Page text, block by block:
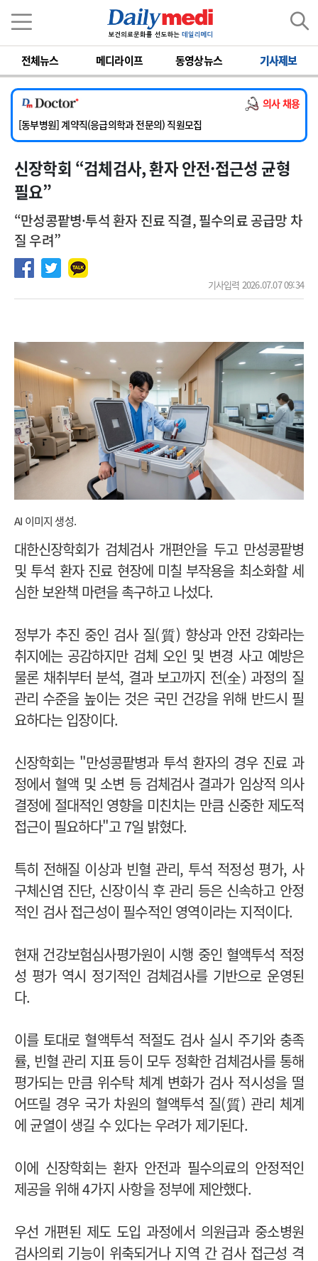
전체뉴스 메디라이프 동영상뉴스 기사제보
의사 채용
[서울아산병원] 2026년 하반기 인턴 모집
[영남대학교의료원] 마취통증의학과 임기제 임상의사 채용
[충남대학교병원] 소아청소년과(소아응급전담) 계약직 의사 공개채용
[동부병원] 계약직(응급의학과 전문의) 직원모집
[이대목동병원] 하반기 전공의(레지던트1년차) 모집
[서울아산병원] 2026년 하반기 인턴 모집
[영남대학교의료원] 마취통증의학과 임기제 임상의사 채용
신장학회 “검체검사, 환자 안전·접근성 균형
필요”
“만성콩팥병·투석 환자 진료 직결, 필수의료 공급망 차
질 우려”
기사입력 2026.07.07 09:34
AI 이미지 생성.
대한신장학회가 검체검사 개편안을 두고 만성콩팥병
및 투석 환자 진료 현장에 미칠 부작용을 최소화할 세
심한 보완책 마련을 촉구하고 나섰다.
정부가 추진 중인 검사 질(質) 향상과 안전 강화라는
취지에는 공감하지만 검체 오인 및 변경 사고 예방은
물론 채취부터 분석, 결과 보고까지 전(全) 과정의 질
관리 수준을 높이는 것은 국민 건강을 위해 반드시 필
요하다는 입장이다.
신장학회는"만성콩팥병과 투석 환자의 경우 진료 과
정에서 혈액 및 소변 등 검체검사 결과가 임상적 의사
결정에 절대적인 영향을 미친치는 만큼 신중한 제도적
접근이 필요하다"고 7일 밝혔다.
특히 전해질 이상과 빈혈 관리, 투석 적정성 평가, 사
구체신염 진단, 신장이식 후 관리 등은 신속하고 안정
적인 검사 접근성이 필수적인 영역이라는 지적이다.
현재 건강보험심사평가원이 시행 중인 혈액투석 적정
성 평가 역시 정기적인 검체검사를 기반으로 운영된
다.
이를 토대로 혈액투석 적절도 검사 실시 주기와 충족
률, 빈혈 관리 지표 등이 모두 정확한 검체검사를 통해
평가되는 만큼 위수탁 체계 변화가 검사 적시성을 떨
어뜨릴 경우 국가 차원의 혈액투석 질(質) 관리 체계
에 균열이 생길 수 있다는 우려가 제기된다.
이에 신장학회는 환자 안전과 필수의료의 안정적인
제공을 위해 4가지 사항을 정부에 제안했다.
우선 개편된 제도 도입 과정에서 의원급과 중소병원
검사의뢰 기능이 위축되거나 지역 간 검사 접근성 격